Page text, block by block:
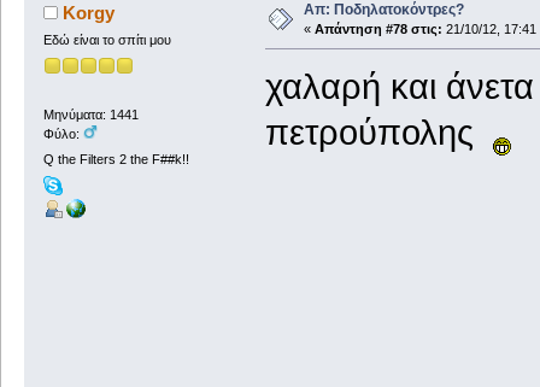
Korgy
Εδώ είναι το σπίτι μου
Μηνύματα: 1441
Φύλο:
Q the Filters 2 the F##k!!
Απ: Ποδηλατοκόντρες?
« Απάντηση #78 στις: 21/10/12, 17:41
χαλαρή και
πετρούπολης